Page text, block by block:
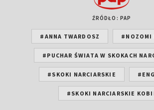
ŹRÓDŁO: PAP
#ANNA TWARDOSZ #NOZOMI
#PUCHAR ŚWIATA W SKOKACH
#SKOKI NARCIARSKIE
#SKOKI NARCIARSKIE